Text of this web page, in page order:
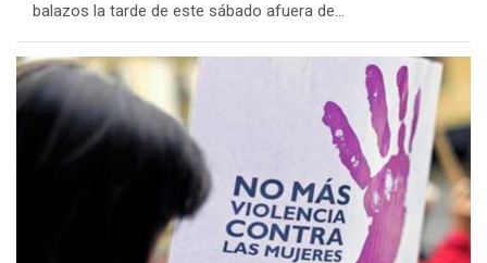
balazos la tarde de este sábado afuera de…